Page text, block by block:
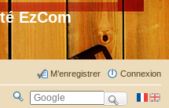
EzCom
Connexion
M’enregistrer